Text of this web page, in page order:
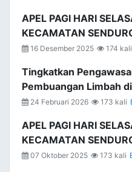
APEL PAGI HARI
KECAMATAN
16 Desember 2025 174 kali
Tingkatkan
Pembuangan Limbah
24 Februari 2026 173 kali
APEL PAGI HARI
KECAMATAN
07 Oktober 2025 173 kali